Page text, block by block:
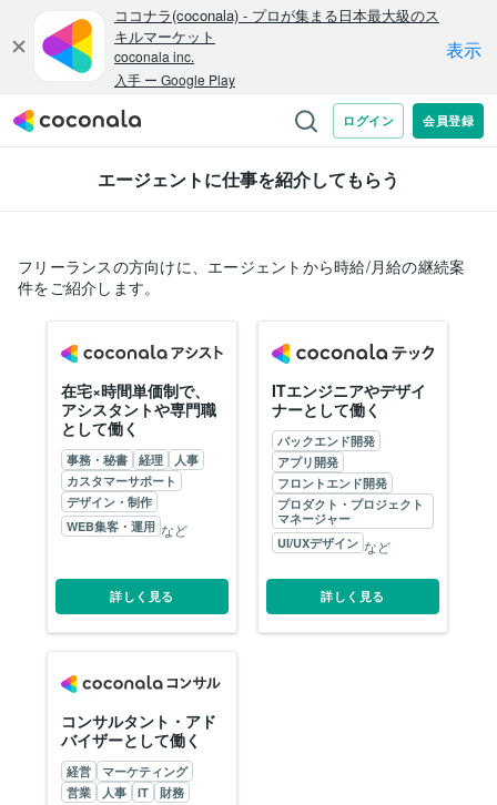
エージェントに仕事を紹介してもらう
フリーランスの方向けに、エージェントから時給/月給の継続案
件をご紹介します。
在宅×時間単価制で、
アシスタントや専門職
として働く
事務・秘書 経理
人事
カスタマーサポート
デザイン・制作
WEB集客・運用 など
詳しく見る
ITエンジニアやデザイ
ナーとして働く
バックエンド開発
アプリ開発
フロントエンド開発
プロダクト・プロジェクト
マネージャー
UI/UXデザイン など
詳しく見る
コンサルタント・アド
バイザーとして働く
経営
マーケティング
営業
人事 IT
財務